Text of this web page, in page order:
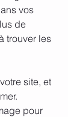
vos
de
trouver les
site, et
pour